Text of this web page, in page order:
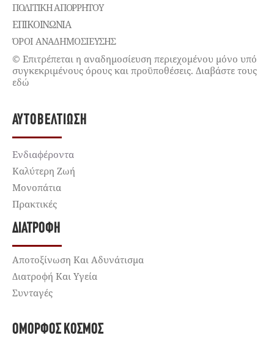
ΠΟΛΙΤΙΚΉ ΑΠΟΡΡΉΤΟΥ
ΕΠΙΚΟΙΝΩΝΊΑ
ΌΡΟΙ ΑΝΑΔΗΜΟΣΙΕΥΣΗΣ
© Επιτρέπεται η αναδημοσίευση περιεχομένου μόνο υπό
συγκεκριμένους όρους και προϋποθέσεις. Διαβάστε τους
εδώ
ΑΥΤΟΒΕΛΤΊΩΣΗ
Ενδιαφέροντα
Καλύτερη Ζωή
Μονοπάτια
Πρακτικές
ΔΙΑΤΡΟΦΉ
Αποτοξίνωση Και Αδυνάτισμα
Διατροφή Και Υγεία
Συνταγές
ΌΜΟΡΦΟΣ ΚΌΣΜΟΣ